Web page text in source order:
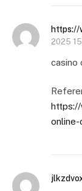
https://
2025
casino